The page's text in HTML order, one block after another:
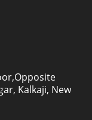
Kalkaji, New